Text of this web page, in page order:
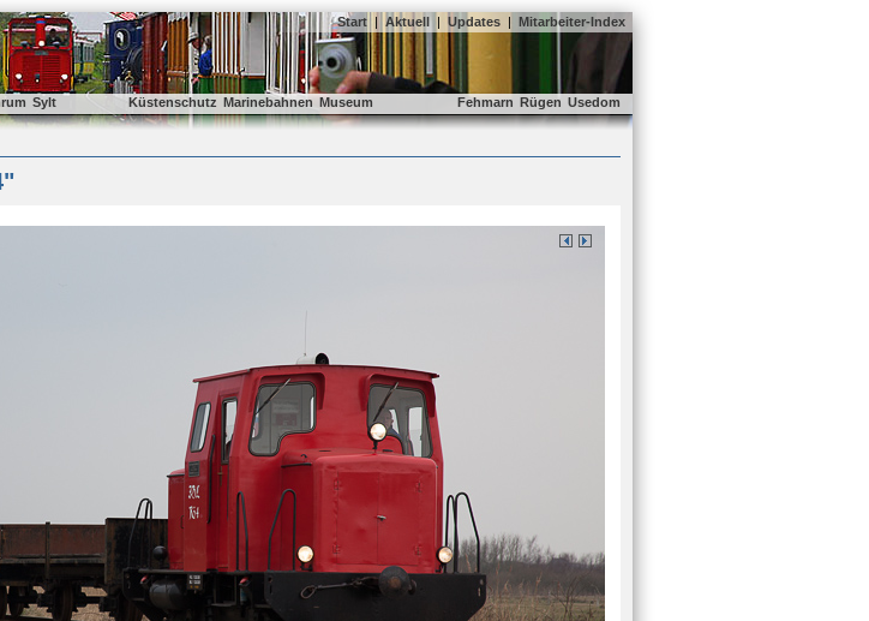
Start | Aktuell | Updates | Mitarbeiter-Index
Sylt Küstenschutz Marinebahnen Museum Fehmarn Rügen Usedom